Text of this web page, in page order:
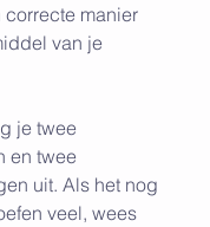
correcte manier
van je
je twee
en twee
uit. Als het nog
veel, wees